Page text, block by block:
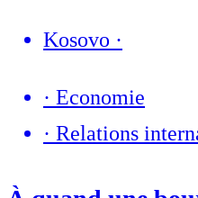
Kosovo ·
· Economie
· Relations